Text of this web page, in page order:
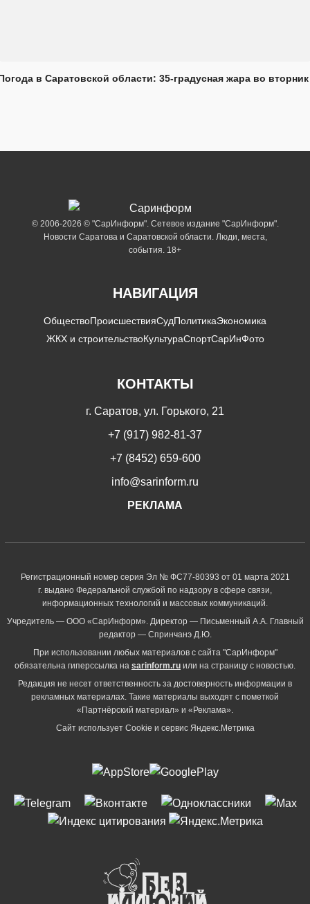
в Саратовской области: 35-градусная жара во вторник
© 2006-2026 © "СарИнформ". Сетевое издание "СарИнформ".
Новости Саратова и Саратовской области. Люди, места,
события. 18+
НАВИГАЦИЯ
ОбществоПроисшествияСудПолитикаЭкономика
ЖКХ и строительствоКультураСпортСарИнФото
КОНТАКТЫ
г. Саратов, ул. Горького, 21
+7 (917) 982-81-37
+7 (8452) 659-600
info@sarinform.ru
РЕКЛАМА
Регистрационный номер серия Эл № ФС77-80393 от 01 марта 2021
г. выдано Федеральной службой по надзору в сфере связи,
информационных технологий и массовых коммуникаций.
Учредитель — ООО «СарИнформ». Директор — Письменный А.А. Главный
редактор — Спринчанэ Д.Ю.
При использовании любых материалов с сайта "СарИнформ"
обязательна гиперссылка на sarinform.ru или на страницу с новостью.
Редакция не несет ответственность за достоверность информации в
рекламных материалах. Такие материалы выходят с пометкой
«Партнёрский материал» и «Реклама».
Сайт использует Cookie и сервиc Яндекс.Метрика